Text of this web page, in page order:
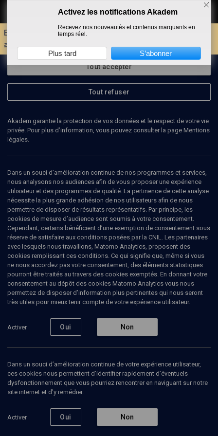
Faire un don
Envie d'encore plus d'AKADEM ?
Découvrez les
avantages d'un compte !
Philippe Coen est fondateur et président de l'Initiative pour la
prévention de la haine.
Ajouter Partager J’aime
Abonnez-vous à notre newsletter
Envoyer
Tout accepter
Tout refuser
Akadem garantie la protection de vos données et le respect de votre vie
privée. Pour plus d’information, vous pouvez consulter la page Mentions
légales.
Dans un souci d’amélioration continue de nos programmes et services,
nous analysons nos audiences afin de vous proposer une expérience
utilisateur et des programmes de qualité. La pertinence de cette analyse
nécessite la plus grande adhésion de nos utilisateurs afin de nous
permettre de disposer de résultats représentatifs. Par principe, les
cookies de mesure d’audience sont soumis à votre consentement.
Cependant, certains bénéficient d’une exemption de consentement sous
réserve de satisfaire aux conditions posées par la CNIL. Les partenaires
avec lesquels nous travaillons, Matomo Analytics, proposent des
cookies remplissant ces conditions. Ce qui signifie que, même si vous
ne nous accordez pas votre consentement, des éléments statistiques
pourront être traités au travers des cookies exemptés. En donnant votre
consentement au dépôt des cookies Matomo Analytics vous nous
permettez de disposer d’information plus pertinentes qui nous seront
très utiles pour mieux tenir compte de votre expérience utilisateur.
Activer Oui Non
Dans un souci d’amélioration continue de votre expérience utilisateur,
ces cookies nous permettent d’identifier rapidement d’éventuels
dysfonctionnement que vous pourriez rencontrer en naviguant sur notre
site internet et d’y remédier.
Activer Oui Non
Activez les notifications Akadem
Recevez nos nouveautés et contenus marquants en
temps réel.
Plus tard S’abonner